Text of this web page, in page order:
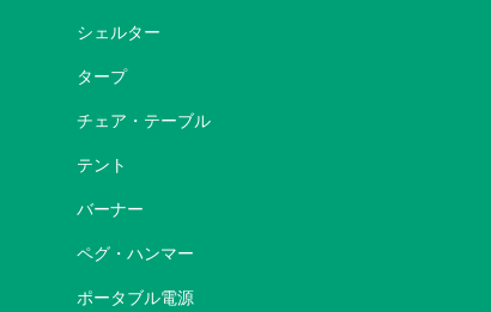
シェルター
タープ
チェア・テーブル
テント
バーナー
ペグ・ハンマー
ポータブル電源